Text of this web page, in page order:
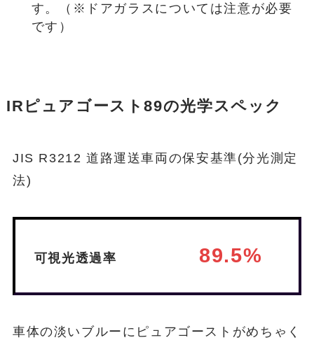
す。（※ドアガラスについては注意が必要
です）
IRピュアゴースト89の光学スペック
JIS R3212 道路運送車両の保安基準(分光測定
法)
可視光透過率 89.5%
車体の淡いブルーにピュアゴーストがめちゃく